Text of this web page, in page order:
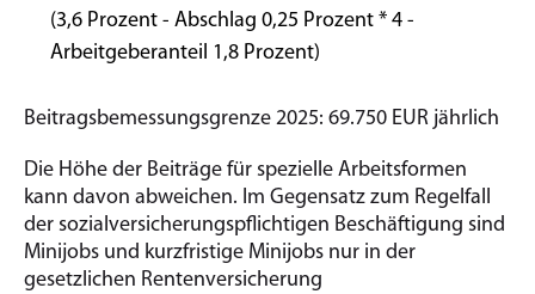
(3,6 Prozent - Abschlag 0,25 Prozent * 4 -
Arbeitgeberanteil 1,8 Prozent)
Beitragsbemessungsgrenze 2025: 69.750 EUR jährlich
Die Höhe der Beiträge für spezielle Arbeitsformen
kann davon abweichen. Im Gegensatz zum Regelfall
der sozialversicherungspflichtigen Beschäftigung sind
Minijobs und kurzfristige Minijobs nur in der
gesetzlichen Rentenversicherung